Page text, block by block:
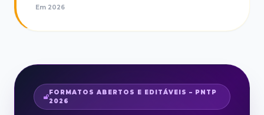
Em 2026
FORMATOS ABERTOS E EDITÁVEIS – PNTP
2026